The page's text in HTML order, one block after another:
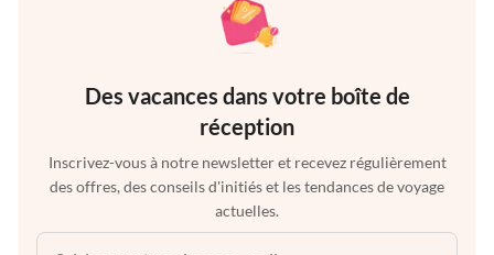
Des vacances dans votre boîte de
réception
Inscrivez-vous à notre newsletter et recevez régulièrement
des offres, des conseils d'initiés et les tendances de voyage
actuelles.